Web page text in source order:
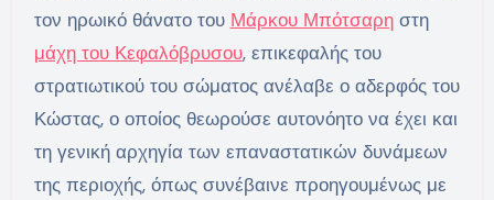
τον ηρωικό θάνατο του Μάρκου Μπότσαρηστη
μάχη του Κεφαλόβρυσου, επικεφαλής του
στρατιωτικού του σώματος ανέλαβε ο αδερφός του
Κώστας, ο οποίος θεωρούσε αυτονόητο να έχει και
τη γενική αρχηγία των επαναστατικών δυνάμεων
της περιοχής, όπως συνέβαινε προηγουμένως με